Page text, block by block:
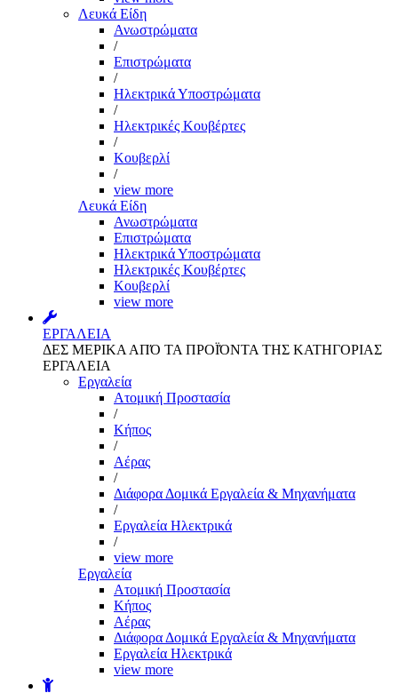
Λευκά Είδη
Ανωστρώματα
/
Επιστρώματα
/
Ηλεκτρικά Υποστρώματα
/
Ηλεκτρικές Κουβέρτες
/
Κουβερλί
/
view more
Λευκά Είδη
Ανωστρώματα
Επιστρώματα
Ηλεκτρικά Υποστρώματα
Ηλεκτρικές Κουβέρτες
Κουβερλί
view more
ΕΡΓΑΛΕΙΑ
ΔΕΣ ΜΕΡΙΚΑ ΑΠΌ ΤΑ ΠΡΟΪΌΝΤΑ ΤΗΣ ΚΑΤΗΓΟΡΙΑΣ
ΕΡΓΑΛΕΙΑ
Εργαλεία
Aτομική Προστασία
/
Kήπος
/
Αέρας
/
Διάφορα Δομικά Εργαλεία & Μηχανήματα
/
Εργαλεία Ηλεκτρικά
/
view more
Εργαλεία
Aτομική Προστασία
Kήπος
Αέρας
Διάφορα Δομικά Εργαλεία & Μηχανήματα
Εργαλεία Ηλεκτρικά
view more